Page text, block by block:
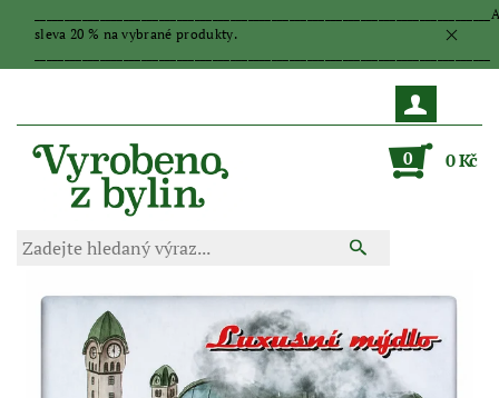
sleva 20 % na vybrané produkty.
0 0 Kč